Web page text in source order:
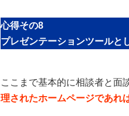
心得その8
プレゼンテーションツールと
ここまで基本的に相談者と面
理されたホームページであれ